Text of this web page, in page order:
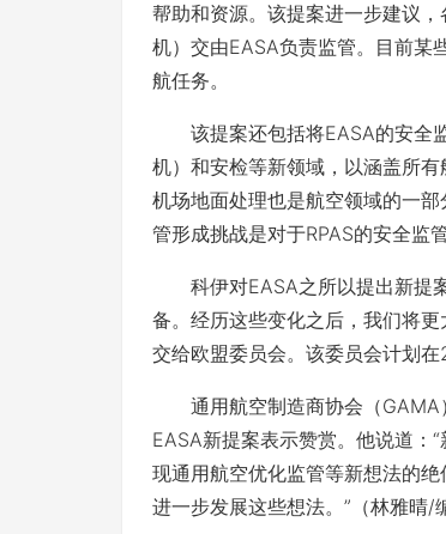
帮助和资源。该提案进一步建议
机）交由EASA负责监管。目前某
航任务。
该提案还包括将EASA的安全监
机）和安检等新领域，以涵盖所
机场地面处理也是航空领域的一
管形成挑战是对于RPAS的安全监管
科伊对EASA之所以提出新提案
备。经历这些变化之后，我们将
交给欧盟委员会。该委员会计划
通用航空制造商协会（GAMA
EASA新提案表示赞赏。他说道：
现通用航空优化监管等新想法的
进一步发展这些想法。”（林雅晴/